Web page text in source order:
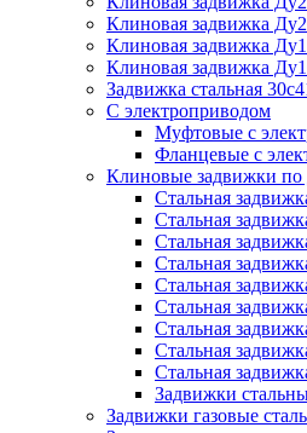
Клиновая задвижка
Клиновая задвижка
Клиновая задвижка
Задвижка стальная
С электроприводом
Муфтовые с
Фланцевые с
Клиновые задвижки по
Стальная
Стальная
Стальная
Стальная
Стальная
Стальная
Стальная
Стальная
Стальная
Задвижки
Задвижки газовые